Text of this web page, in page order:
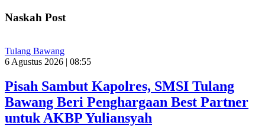
Naskah Post
Tulang Bawang
6 Agustus 2026 | 08:55
Pisah Sambut Kapolres, SMSI Tulang
Bawang Beri Penghargaan Best Partner
untuk AKBP Yuliansyah